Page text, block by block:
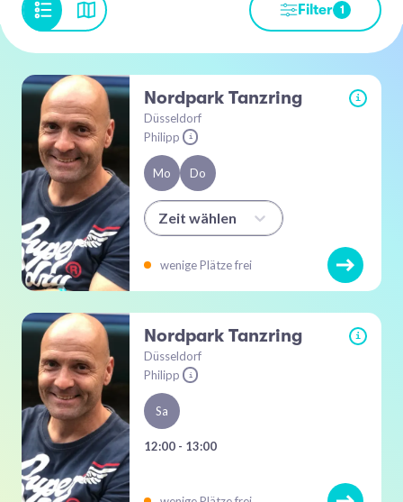
Filter 1
Nordpark Tanzring i
Düsseldorf
Philipp
i
Mo Do
Zeit wählen
wenige Plätze frei
Nordpark Tanzring i
Düsseldorf
Philipp
i
Sa
12:00 - 13:00